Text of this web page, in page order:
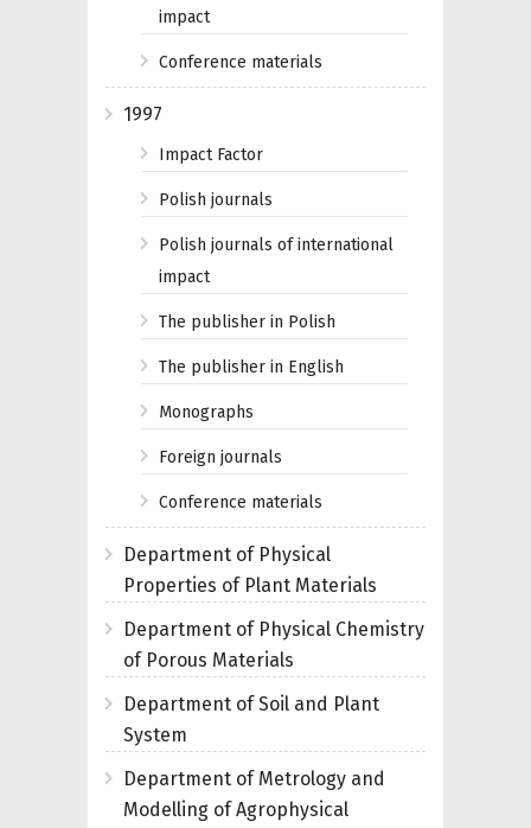
impact
Conference materials
1997
Impact Factor
Polish journals
Polish journals of international
impact
The publisher in Polish
The publisher in English
Monographs
Foreign journals
Conference materials
Department of Physical
Properties of Plant Materials
Department of Physical Chemistry
of Porous Materials
Department of Soil and Plant
System
Department of Metrology and
Modelling of Agrophysical